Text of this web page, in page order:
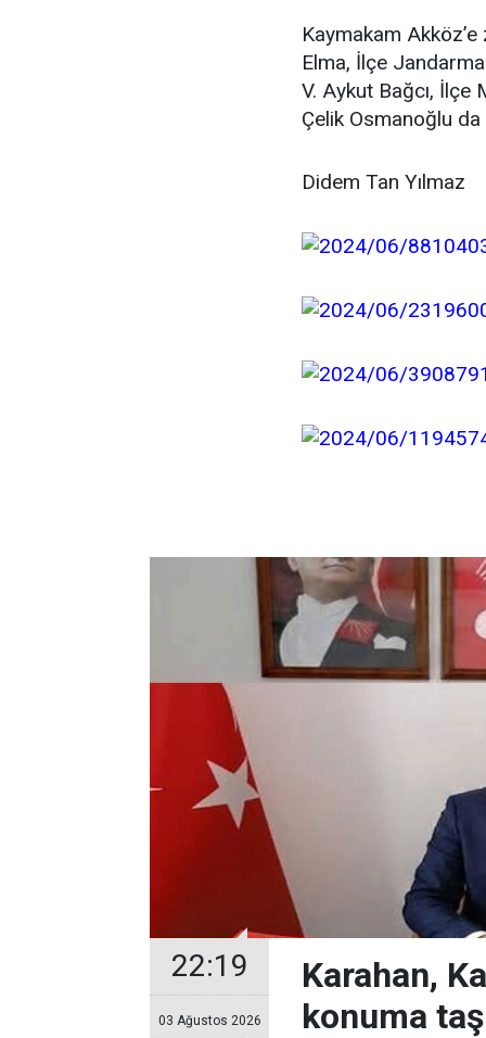
Kaymakam
Elma, İlçe
V. Aykut Bağcı, İlçe
Çelik Osmanoğlu
Didem Tan Yılmaz
22:19
03 Ağustos 2026
Karahan,
konuma